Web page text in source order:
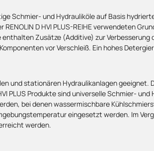
Schmier- und Hydrauliköle auf Basis
D HVI PLUS-REIHE verwendeten
Zusätze (Additive) zur Verbesserung
vor Verschleiß. Ein hohes
und stationären Hydraulikanlagen
PLUS Produkte sind universelle Schmier-
bei denen wassermischbare
eingesetzt werden. Im
werden.